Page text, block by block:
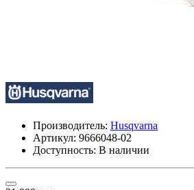
Производитель: Husqvarna
Артикул: 9666048-02
Доступность: В наличии